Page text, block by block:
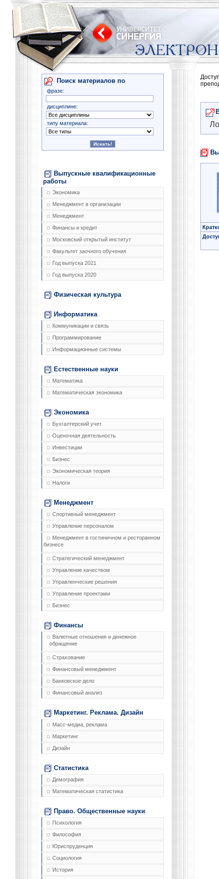
Поиск материалов по
фразе:
дисциплине:
типу материала:
Выпускные квалификационные
работы
Экономика
Менеджмент в организации
Менеджмент
Финансы и кредит
Московский открытый институт
Факультет заочного обучения
Год выпуска 2021
Год выпуска 2020
Физическая культура
Информатика
Коммуникации и связь
Программирование
Информационные системы
Естественные науки
Математика
Математическая экономика
Экономика
Бухгалтерский учет
Оценочная деятельность
Инвестиции
Бизнес
Экономическая теория
Налоги
Менеджмент
Спортивный менеджмент
Управление персоналом
Менеджмент в гостиничном и ресторанном
бизнесе
Стратегический менеджмент
Управление качеством
Управленческие решения
Управление проектами
Бизнес
Финансы
Валютные отношения и денежное
обращение
Страхование
Финансовый менеджмент
Банковское дело
Финансовый анализ
Маркетинг. Реклама. Дизайн
Масс-медиа, реклама
Маркетинг
Дизайн
Статистика
Демография
Математическая статистика
Право. Общественные науки
Психология
Философия
Юриспруденция
Социология
История